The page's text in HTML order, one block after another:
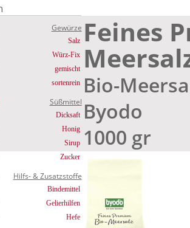
Gewürze
Salz
Würz-Fix
gemischt
sortenrein
Süßmittel
Dicksaft
Honig
Sirup
Zucker
Hilfs- & Zusatzstoffe
Bindemittel
Gelierhilfen
Hefe
Feines
Bio-
Byodo
1000 gr